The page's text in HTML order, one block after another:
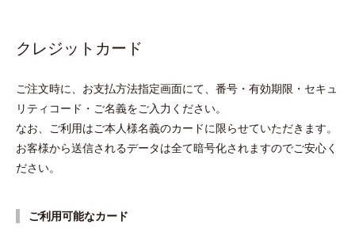
クレジットカード
ご注文時に、お支払方法指定画面にて、番号・有効期限・セキュ
リティコード・ご名義をご入力ください。
なお、ご利用はご本人様名義のカードに限らせていただきます。
お客様から送信されるデータは全て暗号化されますのでご安心く
ださい。
ご利用可能なカード